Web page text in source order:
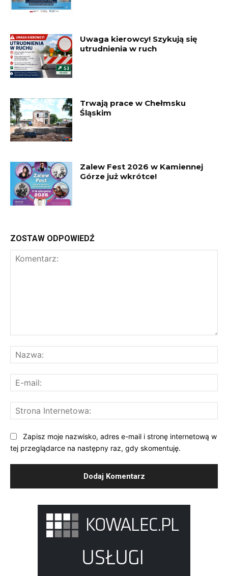
Uwaga kierowcy! Szykują się
utrudnienia w ruch
Trwają prace w Chełmsku
Śląskim
Zalew Fest 2026 w Kamiennej
Górze już wkrótce!
ZOSTAW ODPOWIEDŹ
Zapisz moje nazwisko, adres e-mail i stronę internetową w
tej przeglądarce na następny raz, gdy skomentuję.